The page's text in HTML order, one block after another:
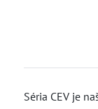
Séria CEV je